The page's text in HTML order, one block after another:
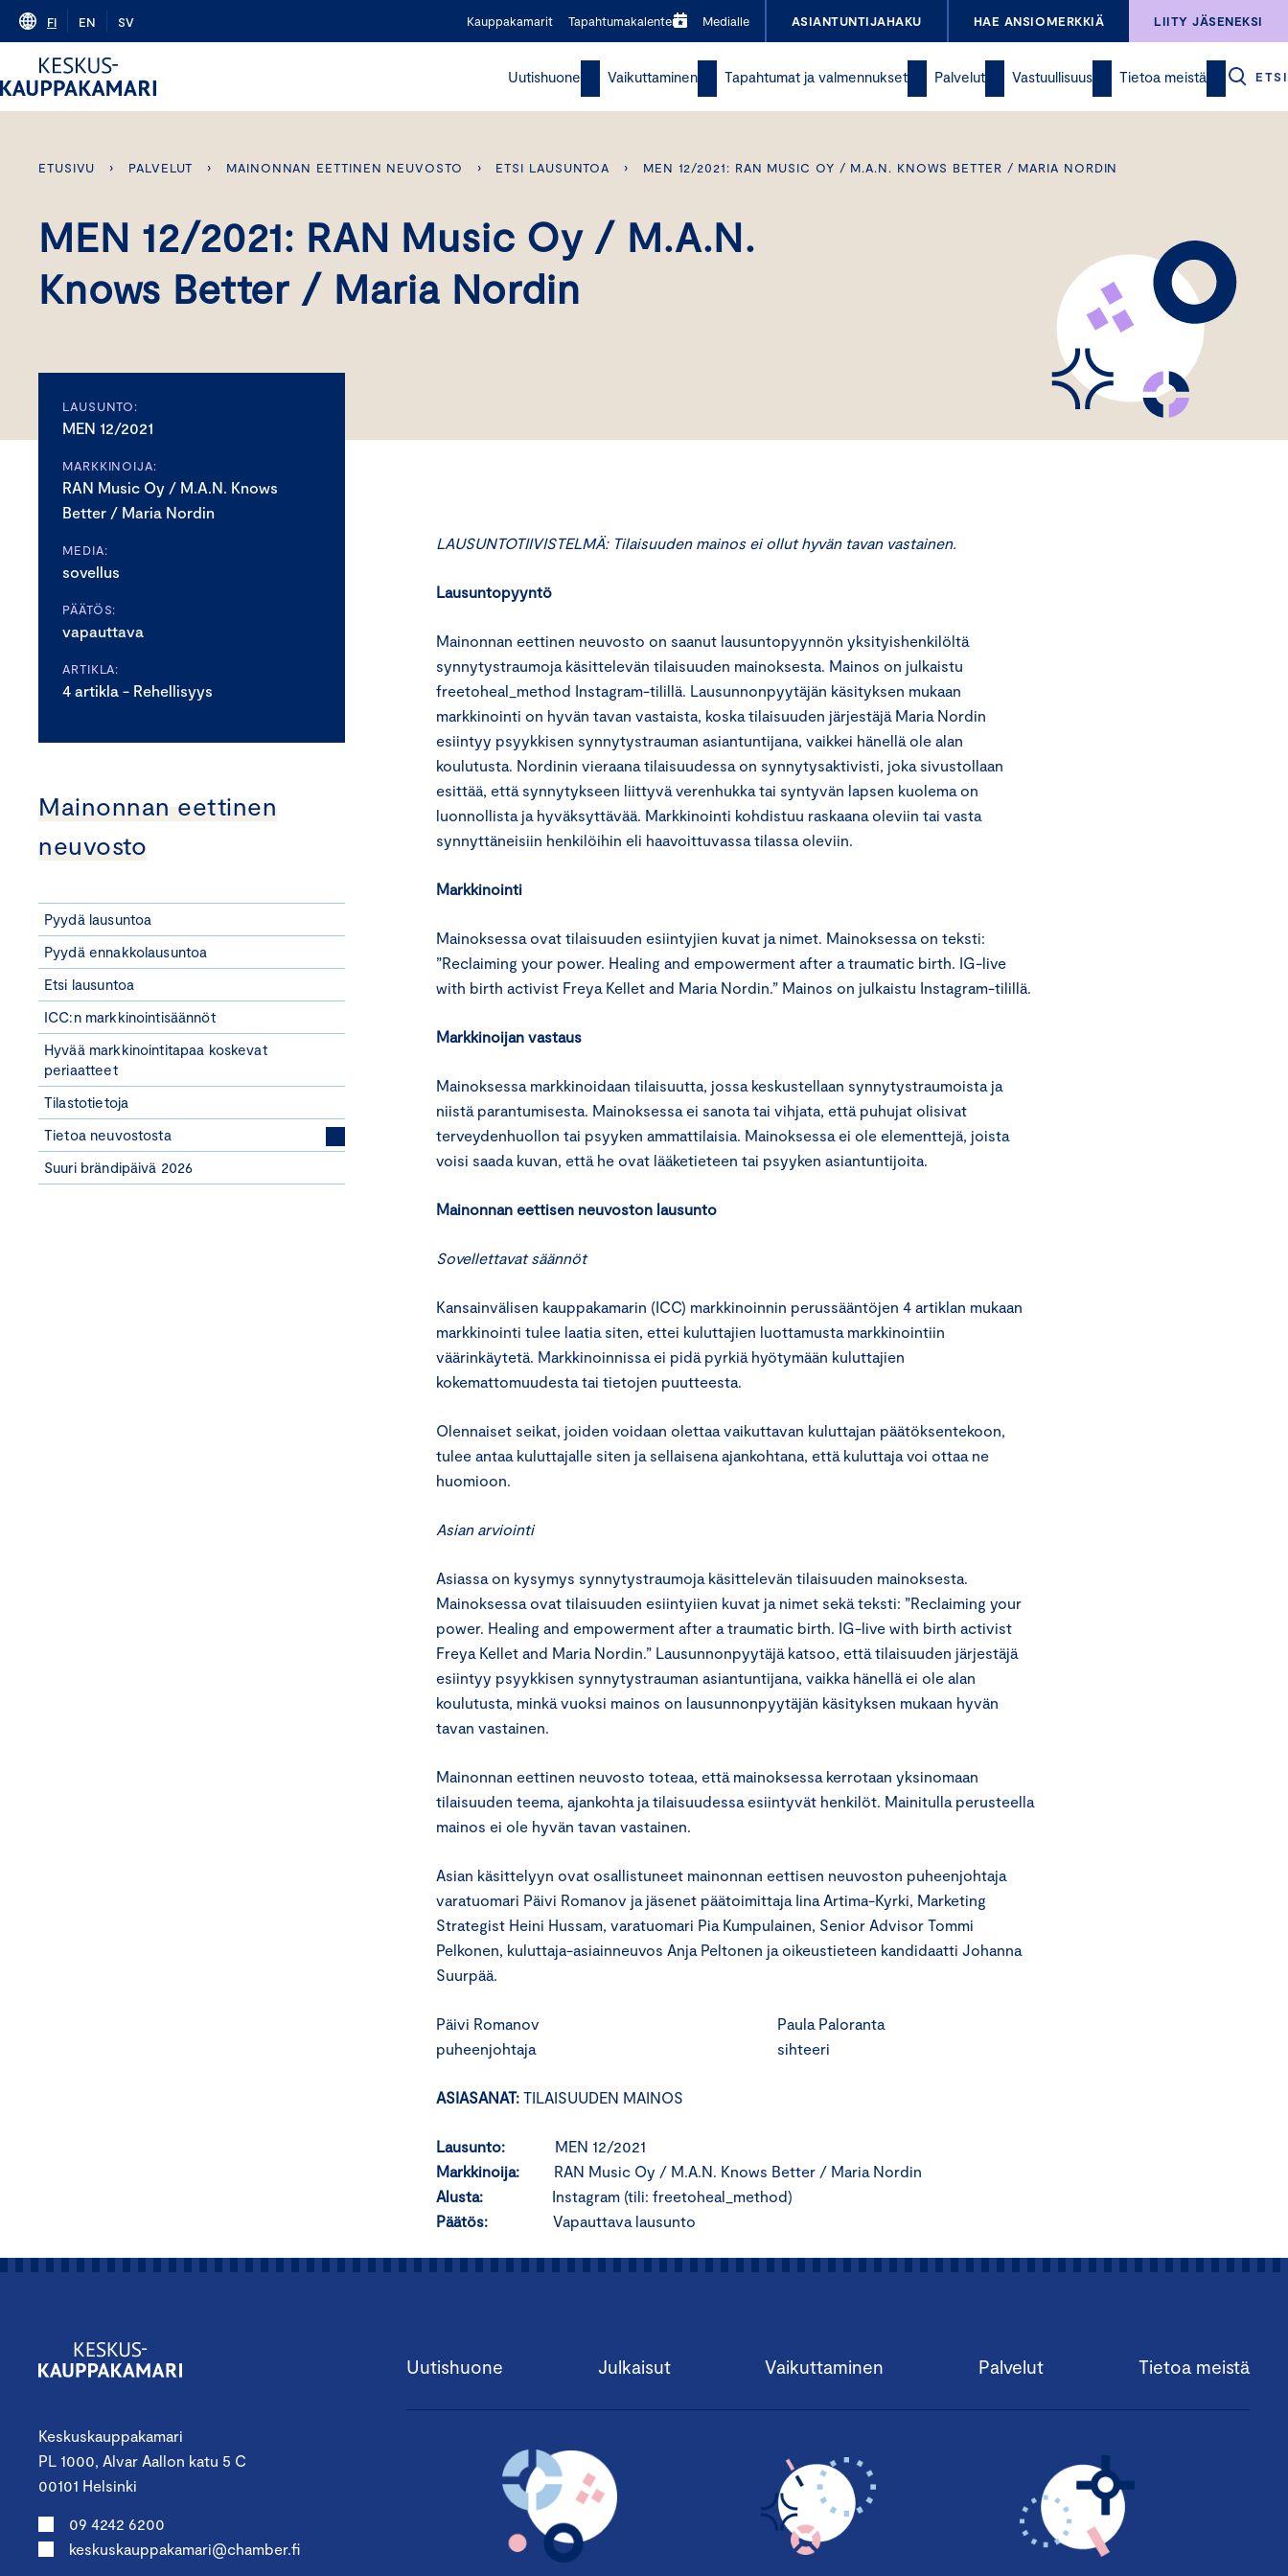
Skip
content
FI EN SV Kauppakamarit Tapahtumakalenteri Medialle ASIANTUNTIJAHAKU HAE ANSIOMERKKIÄ LIITY JÄSENEKSI
Uutishuone Vaikuttaminen Tapahtumat ja valmennukset Palvelut Vastuullisuus Tietoa meistä ETSI
ETUSIVU › PALVELUT › MAINONNAN EETTINEN NEUVOSTO › ETSI LAUSUNTOA › MEN 12/2021: RAN MUSIC OY / M.A.N. KNOWS BETTER / MARIA NORDIN
MEN 12/2021: RAN Music Oy / M.A.N.
Knows Better / Maria Nordin
LAUSUNTO:
MEN 12/2021
MARKKINOIJA:
RAN Music Oy / M.A.N. Knows
Better / Maria Nordin
MEDIA:
sovellus
PÄÄTÖS:
vapauttava
ARTIKLA:
4 artikla - Rehellisyys
Mainonnan eettinen
neuvosto
Pyydä lausuntoa
Pyydä ennakkolausuntoa
Etsi lausuntoa
ICC:n markkinointisäännöt
Hyvää markkinointitapaa koskevat
periaatteet
Tilastotietoja
Tietoa neuvostosta
Suuri brändipäivä 2026
LAUSUNTOTIIVISTELMÄ: Tilaisuuden mainos ei ollut hyvän tavan vastainen.
Lausuntopyyntö
Mainonnan eettinen neuvosto on saanut lausuntopyynnön yksityishenkilöltä
synnytystraumoja käsittelevän tilaisuuden mainoksesta. Mainos on julkaistu
freetoheal_method Instagram-tilillä. Lausunnonpyytäjän käsityksen mukaan
markkinointi on hyvän tavan vastaista, koska tilaisuuden järjestäjä Maria Nordin
esiintyy psyykkisen synnytystrauman asiantuntijana, vaikkei hänellä ole alan
koulutusta. Nordinin vieraana tilaisuudessa on synnytysaktivisti, joka sivustollaan
esittää, että synnytykseen liittyvä verenhukka tai syntyvän lapsen kuolema on
luonnollista ja hyväksyttävää. Markkinointi kohdistuu raskaana oleviin tai vasta
synnyttäneisiin henkilöihin eli haavoittuvassa tilassa oleviin.
Markkinointi
Mainoksessa ovat tilaisuuden esiintyjien kuvat ja nimet. Mainoksessa on teksti:
”Reclaiming your power. Healing and empowerment after a traumatic birth. IG-live
with birth activist Freya Kellet and Maria Nordin.” Mainos on julkaistu Instagram-tilillä.
Markkinoijan vastaus
Mainoksessa markkinoidaan tilaisuutta, jossa keskustellaan synnytystraumoista ja
niistä parantumisesta. Mainoksessa ei sanota tai vihjata, että puhujat olisivat
terveydenhuollon tai psyyken ammattilaisia. Mainoksessa ei ole elementtejä, joista
voisi saada kuvan, että he ovat lääketieteen tai psyyken asiantuntijoita.
Mainonnan eettisen neuvoston lausunto
Sovellettavat säännöt
Kansainvälisen kauppakamarin (ICC) markkinoinnin perussääntöjen 4 artiklan mukaan
markkinointi tulee laatia siten, ettei kuluttajien luottamusta markkinointiin
väärinkäytetä. Markkinoinnissa ei pidä pyrkiä hyötymään kuluttajien
kokemattomuudesta tai tietojen puutteesta.
Olennaiset seikat, joiden voidaan olettaa vaikuttavan kuluttajan päätöksentekoon,
tulee antaa kuluttajalle siten ja sellaisena ajankohtana, että kuluttaja voi ottaa ne
huomioon.
Asian arviointi
Asiassa on kysymys synnytystraumoja käsittelevän tilaisuuden mainoksesta.
Mainoksessa ovat tilaisuuden esiintyiien kuvat ja nimet sekä teksti: ”Reclaiming your
power. Healing and empowerment after a traumatic birth. IG-live with birth activist
Freya Kellet and Maria Nordin.” Lausunnonpyytäjä katsoo, että tilaisuuden järjestäjä
esiintyy psyykkisen synnytystrauman asiantuntijana, vaikka hänellä ei ole alan
koulutusta, minkä vuoksi mainos on lausunnonpyytäjän käsityksen mukaan hyvän
tavan vastainen.
Mainonnan eettinen neuvosto toteaa, että mainoksessa kerrotaan yksinomaan
tilaisuuden teema, ajankohta ja tilaisuudessa esiintyvät henkilöt. Mainitulla perusteella
mainos ei ole hyvän tavan vastainen.
Asian käsittelyyn ovat osallistuneet mainonnan eettisen neuvoston puheenjohtaja
varatuomari Päivi Romanov ja jäsenet päätoimittaja Iina Artima-Kyrki, Marketing
Strategist Heini Hussam, varatuomari Pia Kumpulainen, Senior Advisor Tommi
Pelkonen, kuluttaja-asiainneuvos Anja Peltonen ja oikeustieteen kandidaatti Johanna
Suurpää.
Päivi Romanov Paula Paloranta
puheenjohtaja sihteeri
ASIASANAT: TILAISUUDEN MAINOS
Lausunto: MEN 12/2021
Markkinoija: RAN Music Oy / M.A.N. Knows Better / Maria Nordin
Alusta: Instagram (tili: freetoheal_method)
Päätös: Vapauttava lausunto
Keskuskauppakamari
PL 1000, Alvar Aallon katu 5 C
00101 Helsinki
09 4242 6200
keskuskauppakamari@chamber.fi
Uutishuone Julkaisut Vaikuttaminen Palvelut Tietoa meistä